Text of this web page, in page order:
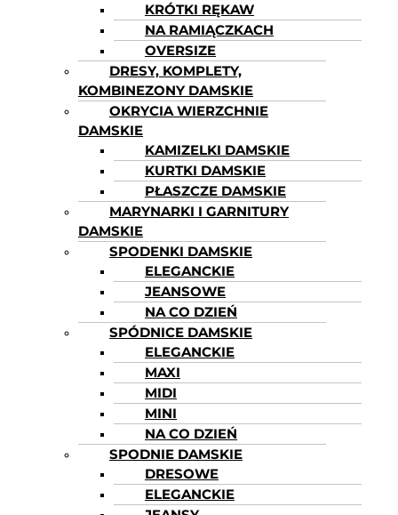
KRÓTKI RĘKAW
NA RAMIĄCZKACH
OVERSIZE
DRESY, KOMPLETY,
KOMBINEZONY DAMSKIE
OKRYCIA WIERZCHNIE
DAMSKIE
KAMIZELKI DAMSKIE
KURTKI DAMSKIE
PŁASZCZE DAMSKIE
MARYNARKI I GARNITURY
DAMSKIE
SPODENKI DAMSKIE
ELEGANCKIE
JEANSOWE
NA CO DZIEŃ
SPÓDNICE DAMSKIE
ELEGANCKIE
MAXI
MIDI
MINI
NA CO DZIEŃ
SPODNIE DAMSKIE
DRESOWE
ELEGANCKIE